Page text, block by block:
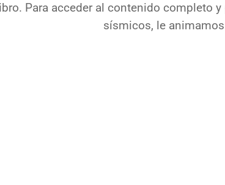
Para acceder al contenido completo
sísmicos, le